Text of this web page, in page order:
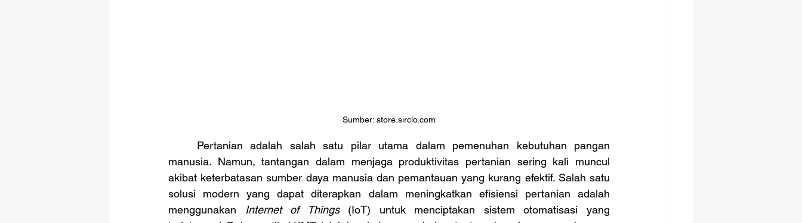
Sumber: store.sirclo.com
manusia. Namun, tantangan dalam menjaga produktivitas pertanian sering kali muncul
akibat keterbatasan sumber daya manusia dan pemantauan yang kurang efektif. Salah satu
solusi modern yang dapat diterapkan dalam meningkatkan efisiensi pertanian adalah
menggunakan
Internet of Things (IoT) untuk menciptakan sistem otomatisasi yang